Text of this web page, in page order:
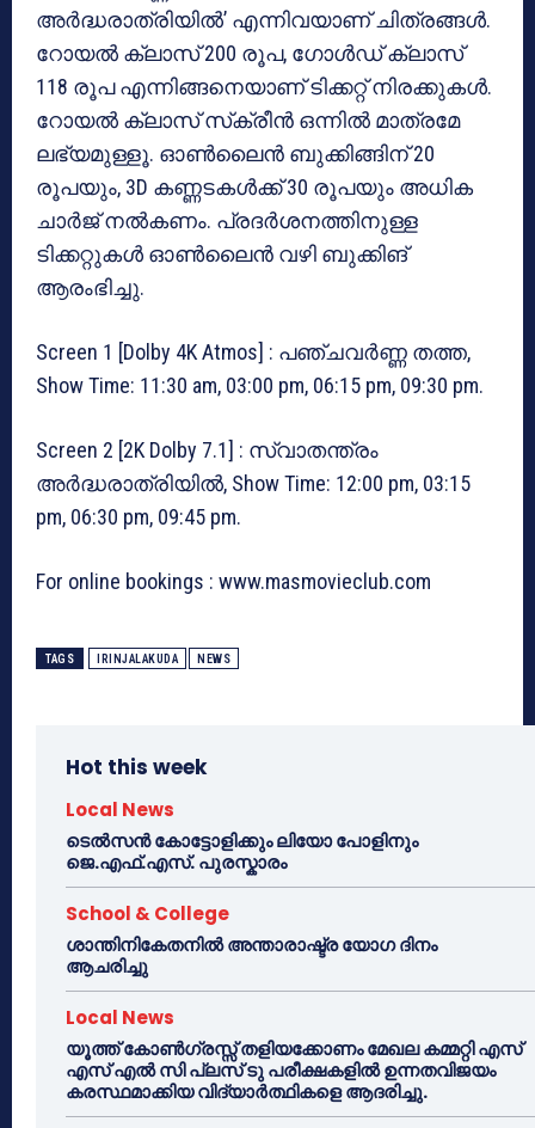
അർദ്ധരാത്രിയിൽ’ എന്നിവയാണ് ചിത്രങ്ങൾ.
റോയൽ ക്ലാസ് 200 രൂപ, ഗോൾഡ് ക്ലാസ്
118 രൂപ എന്നിങ്ങനെയാണ് ടിക്കറ്റ് നിരക്കുകൾ.
റോയൽ ക്ലാസ് സ്‌ക്രീൻ ഒന്നിൽ മാത്രമേ
ലഭ്യമുള്ളൂ. ഓൺലൈൻ ബുക്കിങ്ങിന് 20
രൂപയും, 3D കണ്ണടകൾക്ക് 30 രൂപയും അധിക
ചാർജ് നൽകണം. പ്രദർശനത്തിനുള്ള
ടിക്കറ്റുകൾ ഓൺലൈൻ വഴി ബുക്കിങ്
ആരംഭിച്ചു.
Screen 1 [Dolby 4K Atmos] : പഞ്ചവർണ്ണ തത്ത,
Show Time: 11:30 am, 03:00 pm, 06:15 pm, 09:30 pm.
Screen 2 [2K Dolby 7.1] : സ്വാതന്ത്രം
അർദ്ധരാത്രിയിൽ, Show Time: 12:00 pm, 03:15
pm, 06:30 pm, 09:45 pm.
For online bookings : www.masmovieclub.com
TAGS IRINJALAKUDA NEWS
Hot this week
Local News
ടെൽസൻ കോട്ടോളിക്കും ലിയോ പോളിനും
ജെ.എഫ്.എസ്. പുരസ്കാരം
School & College
ശാന്തിനികേതനിൽ അന്താരാഷ്ട്ര യോഗ ദിനം
ആചരിച്ചു
Local News
യൂത്ത് കോൺഗ്രസ്സ് തളിയക്കോണം മേഖല കമ്മറ്റി എസ്
എസ് എൽ സി പ്ലസ് ടു പരീക്ഷകളിൽ ഉന്നതവിജയം
കരസ്ഥമാക്കിയ വിദ്യാർത്ഥികളെ ആദരിച്ചു.